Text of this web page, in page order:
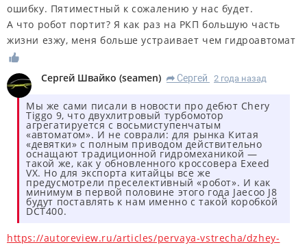
ошибку. Пятиместный к сожалению у нас будет.
А что робот портит? Я как раз на РКП большую часть
жизни езжу, меня больше устраивает чем гидроавтомат
Сергей Швайко (seamen) R Сергей 2 года назад
Мы же сами писали в новости про дебют Chery
Tiggo 9, что двухлитровый турбомотор
агрегатируется с восьмиступенчатым
«автоматом». И не соврали: для рынка Китая
«девятки» с полным приводом действительно
оснащают традиционной гидромеханикой —
такой же, как у обновленного кроссовера Exeed
VX. Но для экспорта китайцы все же
предусмотрели преселективный «робот». И как
минимум в первой половине этого года Jaecoo J8
будут поставлять к нам именно с такой коробкой
DCT400.
https://autoreview.ru/articles/pervaya-vstrecha/dzhey-